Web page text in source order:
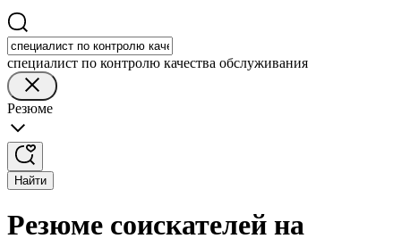
специалист по контролю качества обслуживания
Резюме
Найти
Резюме соискателей на